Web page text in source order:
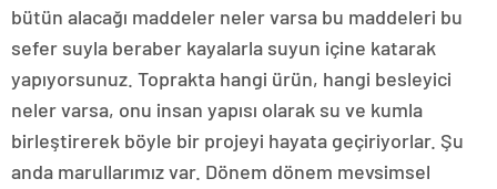
bütün alacağı maddeler neler varsa bu maddeleri bu
sefer suyla beraber kayalarla suyun içine katarak
yapıyorsunuz. Toprakta hangi ürün, hangi besleyici
neler varsa, onu insan yapısı olarak su ve kumla
birleştirerek böyle bir projeyi hayata geçiriyorlar. Şu
anda marullarımız var. Dönem dönem mevsimsel